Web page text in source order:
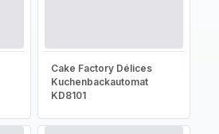
Cake Factory Délices
Kuchenbackautomat
KD8101